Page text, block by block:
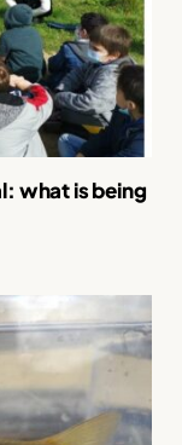
what is being